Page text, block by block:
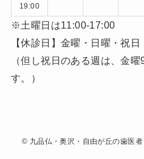
19:00
※土曜日は11:00-17:00
【休診日】金曜・日曜・祝日
（但し祝日のある週は、金
す。）
© 九品仏・奥沢・自由が丘の歯医